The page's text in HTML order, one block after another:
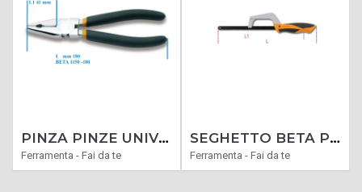
PINZA PINZE UNIVERSALE BETA 1150 180 MM CROMATA CON MANICI PVC ANTISCIVOLO
Ferramenta - Fai da te
SEGHETTO BETA PORTALAMA 1727BM
Ferramenta - Fai da te